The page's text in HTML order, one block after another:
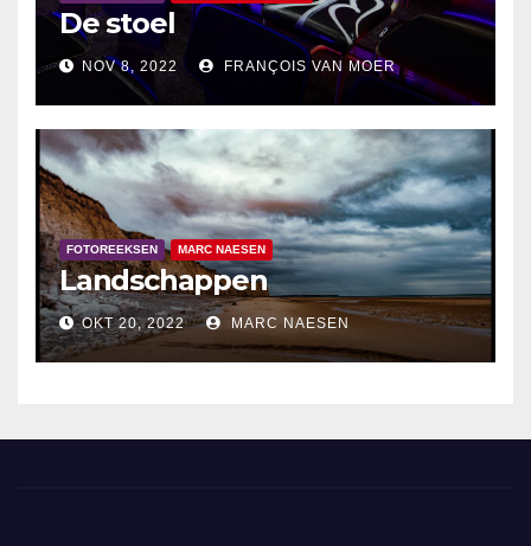
De stoel
NOV 8, 2022 FRANÇOIS VAN MOER
FOTOREEKSEN MARC NAESEN
Landschappen
OKT 20, 2022 MARC NAESEN